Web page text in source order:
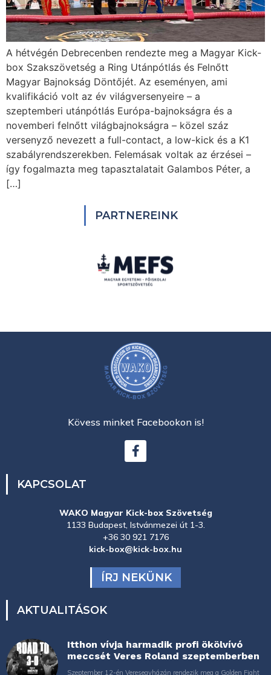
A hétvégén Debrecenben rendezte meg a Magyar Kick-
box Szakszövetség a Ring Utánpótlás és Felnőtt
Magyar Bajnokság Döntőjét. Az eseményen, ami
kvalifikáció volt az év világversenyeire – a
szeptemberi utánpótlás Európa-bajnokságra és a
novemberi felnőtt világbajnokságra – közel száz
versenyző nevezett a full-contact, a low-kick és a K1
szabályrendszerekben. Felemásak voltak az érzései –
így fogalmazta meg tapasztalatait Galambos Péter, a
[…]
PARTNEREINK
Kövess minket Facebookon is!
KAPCSOLAT
WAKO Magyar Kick-box Szövetség
1133 Budapest, Istvánmezei út 1-3.
+36 30 921 7176
kick-box@kick-box.hu
ÍRJ NEKÜNK
AKTUALITÁSOK
Itthon vívja harmadik profi ökölvívó
meccsét Veres Roland szeptemberben
Szeptember 12-én Veresegyházán rendezik meg a Golden Fight